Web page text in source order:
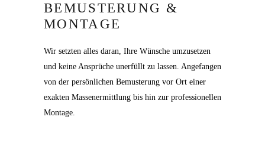
BEMUSTERUNG &
MONTAGE
Wir setzten alles daran, Ihre Wünsche umzusetzen
und keine Ansprüche unerfüllt zu lassen. Angefangen
von der persönlichen Bemusterung vor Ort einer
exakten Massenermittlung bis hin zur professionellen
Montage.